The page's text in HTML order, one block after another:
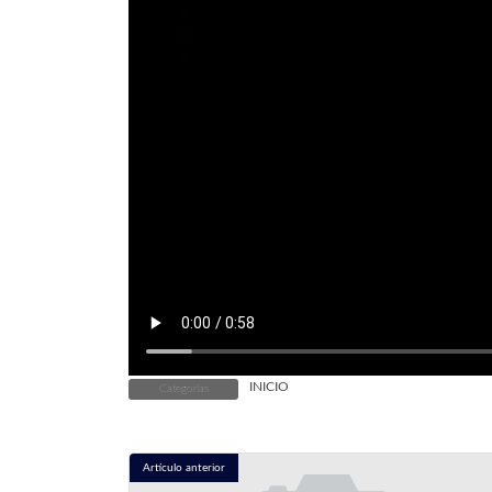
Categorías INICIO
Artículo anterior